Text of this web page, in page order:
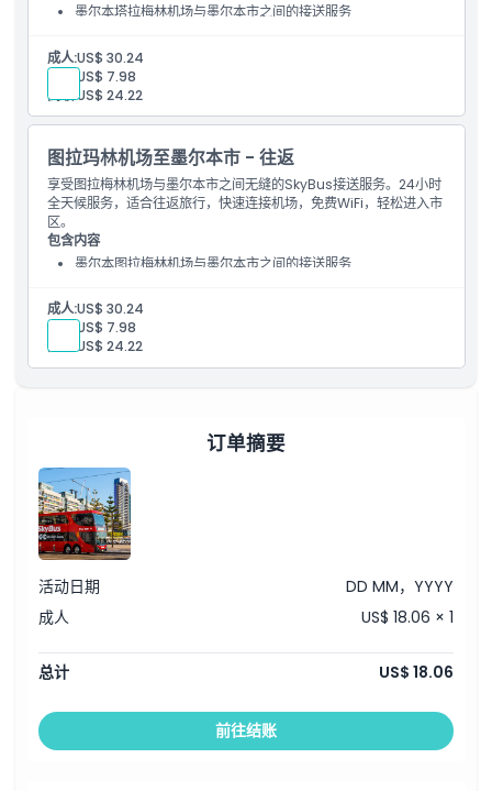
墨尔本塔拉梅林机场与墨尔本市之间的接送服务
成人:US$ 30.24
儿童: US$ 7.98
高级:US$ 24.22
图拉玛林机场至墨尔本市 - 往返
享受图拉梅林机场与墨尔本市之间无缝的SkyBus接送服务。24小时
全天候服务，适合往返旅行，快速连接机场，免费WiFi，轻松进入市
区。
包含内容
墨尔本图拉梅林机场与墨尔本市之间的接送服务
成人:US$ 30.24
儿童: US$ 7.98
高级: US$ 24.22
订单摘要
活动日期
DD MM，YYYY
成人
US$ 18.06 × 1
总计 US$ 18.06
前往结账